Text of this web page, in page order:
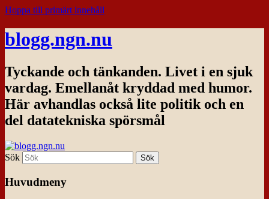
Hoppa till primärt innehåll
blogg.ngn.nu
Tyckande och tänkanden. Livet i en sjuk
vardag. Emellanåt kryddad med humor.
Här avhandlas också lite politik och en
del datatekniska spörsmål
Sök
Huvudmeny